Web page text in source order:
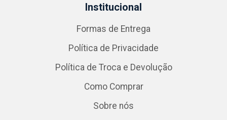
Institucional
Formas de Entrega
Política de Privacidade
Política de Troca e Devolução
Como Comprar
Sobre nós